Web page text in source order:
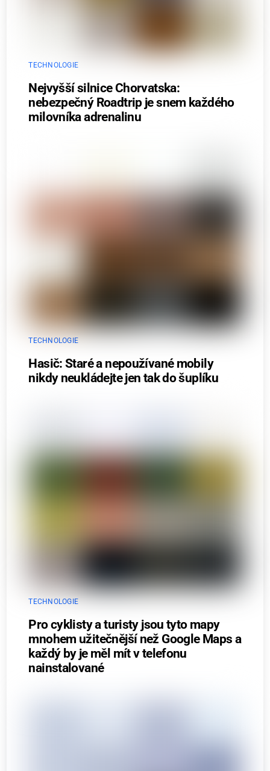
TECHNOLOGIE
Nejvyšší silnice Chorvatska:
nebezpečný Roadtrip je snem každého
milovníka adrenalinu
TECHNOLOGIE
Hasič: Staré a nepoužívané mobily
nikdy neukládejte jen tak do šuplíku
TECHNOLOGIE
Pro cyklisty a turisty jsou tyto mapy
mnohem užitečnější než Google Maps a
každý by je měl mít v telefonu
nainstalované